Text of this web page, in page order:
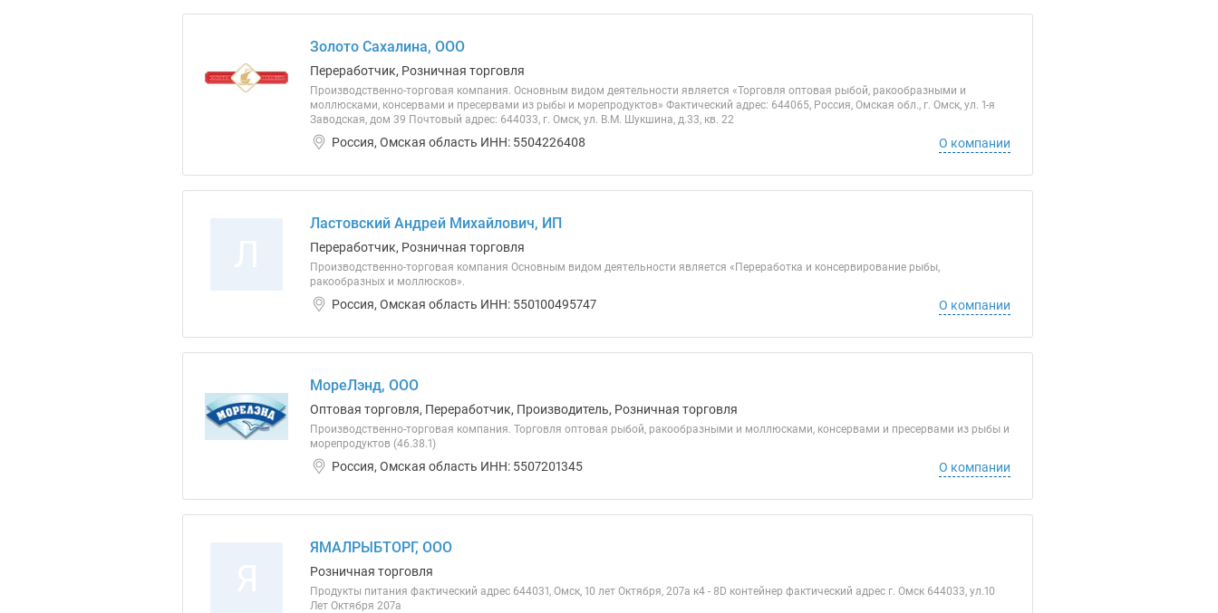
Золото Сахалина, ООО
Переработчик, Розничная торговля
Производственно-торговая компания. Основным видом деятельности является «Торговля оптовая рыбой, ракообразными и
моллюсками, консервами и пресервами из рыбы и морепродуктов» Фактический адрес: 644065, Россия, Омская обл., г. Омск, ул. 1-я
Заводская, дом 39 Почтовый адрес: 644033, г. Омск, ул. В.М. Шукшина, д.33, кв. 22
Россия, Омская область ИНН: 5504226408 О компании
Ластовский Андрей Михайлович, ИП
Переработчик, Розничная торговля
Производственно-торговая компания Основным видом деятельности является «Переработка и консервирование рыбы,
ракообразных и моллюсков».
Россия, Омская область ИНН: 550100495747 О компании
МореЛэнд, ООО
Оптовая торговля, Переработчик, Производитель, Розничная торговля
Производственно-торговая компания. Торговля оптовая рыбой, ракообразными и моллюсками, консервами и пресервами из рыбы и
морепродуктов (46.38.1)
Россия, Омская область ИНН: 5507201345 О компании
ЯМАЛРЫБТОРГ, ООО
Розничная торговля
Продукты питания фактический адрес 644031, Омск, 10 лет Октября, 207а к4 - 8D контейнер фактический адрес г. Омск 644033, ул.10
Лет Октября 207а